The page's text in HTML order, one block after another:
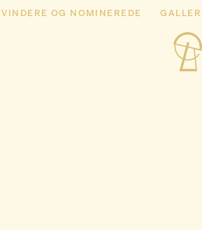
VINDERE OG NOMINEREDE GALLERI